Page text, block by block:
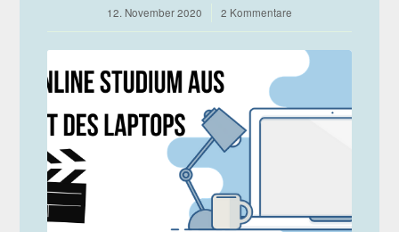
12. November 2020
/ 2 Kommentare